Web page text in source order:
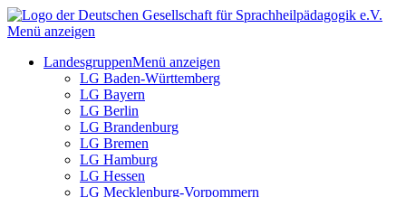
Menü anzeigen
LandesgruppenMenü anzeigen
LG Baden-Württemberg
LG Bayern
LG Berlin
LG Brandenburg
LG Bremen
LG Hamburg
LG Hessen
LG Mecklenburg-Vorpommern